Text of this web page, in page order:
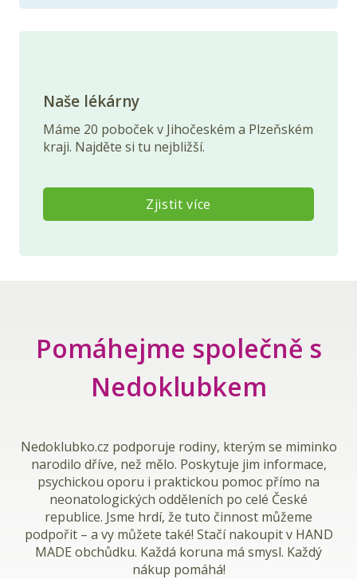
Naše lékárny
Máme 20 poboček v Jihočeském a Plzeňském
kraji. Najděte si tu nejbližší.
Zjistit více
Pomáhejme společně s
Nedoklubkem
Nedoklubko.cz podporuje rodiny, kterým se miminko
narodilo dříve, než mělo. Poskytuje jim informace,
psychickou oporu i praktickou pomoc přímo na
neonatologických odděleních po celé České
republice. Jsme hrdí, že tuto činnost můžeme
podpořit – a vy můžete také! Stačí nakoupit v HAND
MADE obchůdku. Každá koruna má smysl. Každý
nákup pomáhá!